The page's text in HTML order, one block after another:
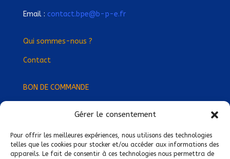
Gérer le consentement
Pour offrir les meilleures expériences, nous utilisons des technologies
telles que les cookies pour stocker et/ou accéder aux informations des
appareils. Le fait de consentir à ces technologies nous permettra de
Email : contact.bpe@b-p-e.fr
Qui sommes-nous ?
Contact
BON DE COMMANDE
Devenez Délégué·e Régional·e !
Trouvez-nous près de chez vous !